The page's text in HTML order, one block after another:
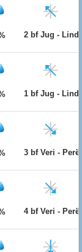
2 bf Jug -
1 bf Jug -
3 bf Veri -
4 bf Veri -